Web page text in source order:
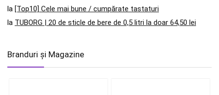
la [Top10] Cele mai bune / cumpărate tastaturi
la TUBORG | 20 de sticle de bere de 0,5 litri la doar 64,50 lei
Branduri și Magazine